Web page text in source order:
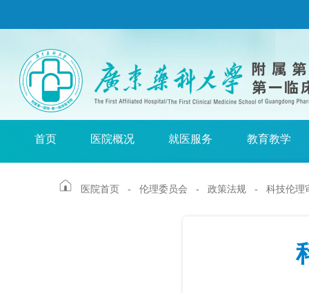
首页 医院概况 就医服务 教育教学
医院首页 - 伦理委员会 - 政策法规 - 科技伦理